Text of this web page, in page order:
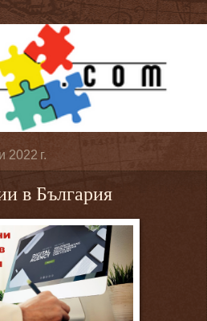
2022 г.
в България